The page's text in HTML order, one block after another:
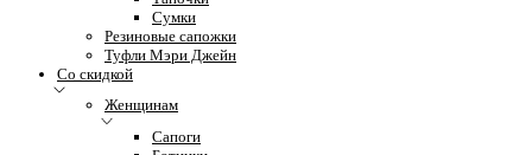
Сумки
Резиновые сапожки
Туфли Мэри Джейн
Со скидкой
Женщинам
Сапоги